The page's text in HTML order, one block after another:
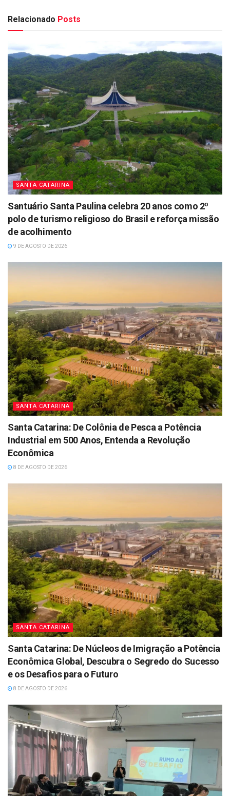
Relacionado Posts
SANTA CATARINA
Santuário Santa Paulina celebra 20 anos como 2º
polo de turismo religioso do Brasil e reforça missão
de acolhimento
9 DE AGOSTO DE 2026
SANTA CATARINA
Santa Catarina: De Colônia de Pesca a Potência
Industrial em 500 Anos, Entenda a Revolução
Econômica
8 DE AGOSTO DE 2026
SANTA CATARINA
Santa Catarina: De Núcleos de Imigração a Potência
Econômica Global, Descubra o Segredo do Sucesso
e os Desafios para o Futuro
8 DE AGOSTO DE 2026